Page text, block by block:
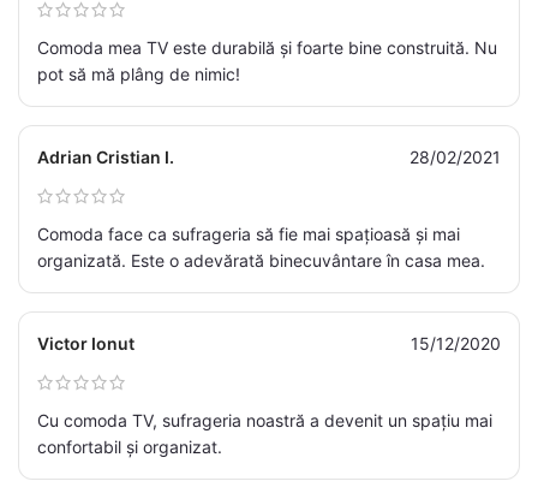
Comoda mea TV este durabilă și foarte bine construită. Nu
pot să mă plâng de nimic!
Adrian Cristian I. 28/02/2021
Comoda face ca sufrageria să fie mai spațioasă și mai
organizată. Este o adevărată binecuvântare în casa mea.
Victor Ionut 15/12/2020
Cu comoda TV, sufrageria noastră a devenit un spațiu mai
confortabil și organizat.